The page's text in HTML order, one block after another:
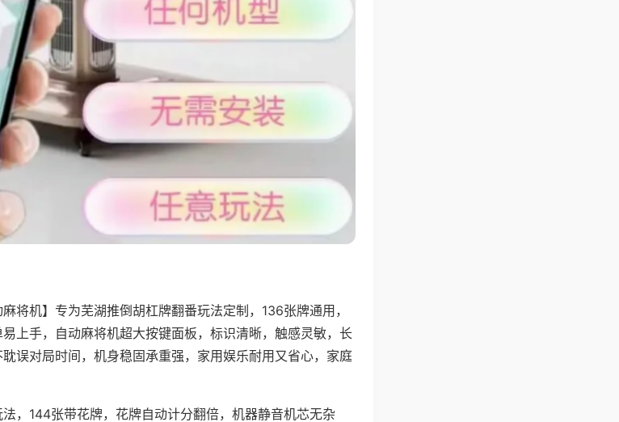
将机】专为芜湖推倒胡杠牌翻番玩法定制，136张牌通用，
上手，自动麻将机超大按键面板，标识清晰，触感灵敏，长
误对局时间，机身稳固承重强，家用娱乐耐用又省心，家庭
，144张带花牌，花牌自动计分翻倍，机器静音机芯无杂